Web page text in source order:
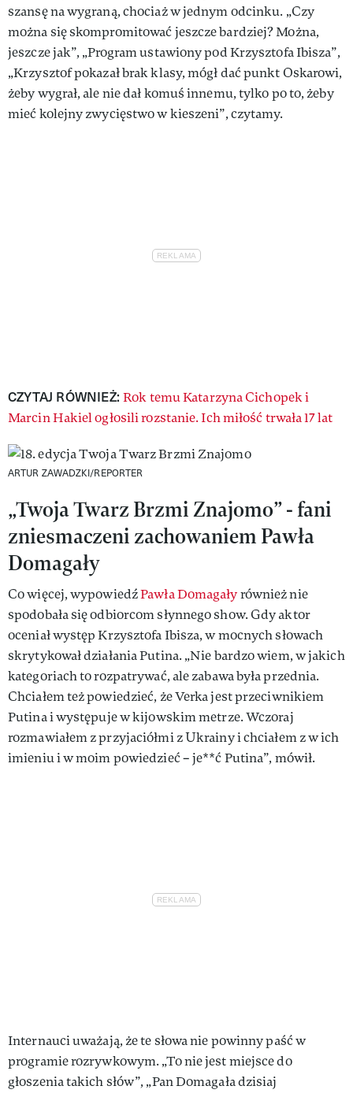
szansę na wygraną, chociaż w jednym odcinku. „Czy
można się skompromitować jeszcze bardziej? Można,
jeszcze jak”, „Program ustawiony pod Krzysztofa Ibisza”,
„Krzysztof pokazał brak klasy, mógł dać punkt Oskarowi,
żeby wygrał, ale nie dał komuś innemu, tylko po to, żeby
mieć kolejny zwycięstwo w kieszeni”, czytamy.
CZYTAJ RÓWNIEŻ:Rok temu Katarzyna Cichopek i
Marcin Hakiel ogłosili rozstanie. Ich miłość trwała 17 lat
ARTUR ZAWADZKI/REPORTER
„Twoja Twarz Brzmi Znajomo” - fani
zniesmaczeni zachowaniem Pawła
Domagały
Co więcej, wypowiedźPawła Domagałyrównież nie
spodobała się odbiorcom słynnego show. Gdy aktor
oceniał występ Krzysztofa Ibisza, w mocnych słowach
skrytykował działania Putina. „Nie bardzo wiem, w jakich
kategoriach to rozpatrywać, ale zabawa była przednia.
Chciałem też powiedzieć, że Verka jest przeciwnikiem
Putina i występuje w kijowskim metrze. Wczoraj
rozmawiałem z przyjaciółmi z Ukrainy i chciałem z w ich
imieniu i w moim powiedzieć – je**ć Putina”, mówił.
Internauci uważają, że te słowa nie powinny paść w
programie rozrywkowym. „To nie jest miejsce do
głoszenia takich słów”, „Pan Domagała dzisiaj